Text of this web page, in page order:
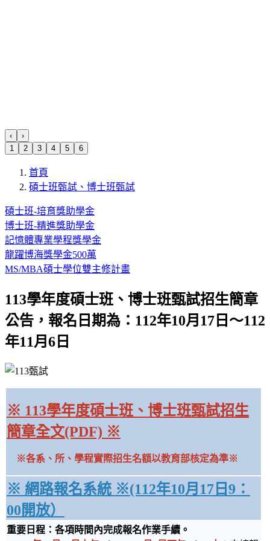
‹
›
1
2 3 4 5 6
首頁
碩士班甄試、博士班甄試
碩士班-培育獎助學金
博士班-精進獎助學金
記憶體專業學程獎學金
龍躍博海獎學金500萬
MS/MBA碩士學位雙主修計畫
113學年度碩士班、博士班甄試招生簡章
公告，報名日期為：112年10月17日～112
年11月6日
※ 113學年度碩士班、博士班甄試招生
簡章全文(PDF) ※
※各系、所、學程實際招生名額以教育部核定為準※
※ 網路報名系統 ※(112年10月17日9：
00開放）
重要日程：各項時間內完成報名作業手續。